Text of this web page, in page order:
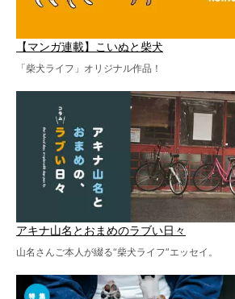
【マンガ連載】こいぬと柴犬
「柴犬ライフ」オリジナル作品！
アキナ山名とおまめのラブい日々
山名さんご本人が綴る“柴犬ライフ”エッセイ。